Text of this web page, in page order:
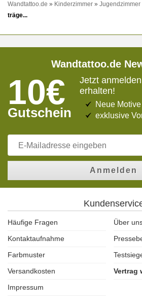
Wandtattoo.de » Kinderzimmer » Jugendzimmer
träge...
Wandtattoo.de
10€
Gutschein
Jetzt
erhalten!
Neue
exklusive
Anmelden
Häufige Fragen
Über
Kontaktaufnahme
Farbmuster
Versandkosten
Vertrag
Impressum